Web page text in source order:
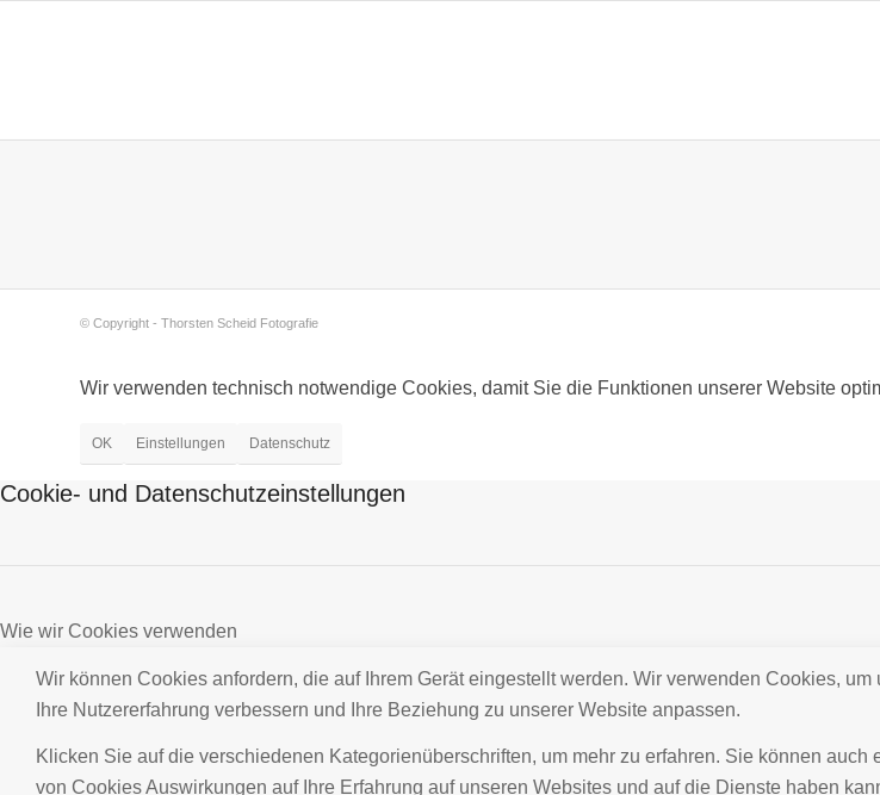
© Copyright - Thorsten Scheid Fotografie
Wir verwenden technisch notwendige Cookies, damit Sie die Funktionen unserer Website
OK Einstellungen Datenschutz
Cookie- und Datenschutzeinstellungen
Wie wir Cookies verwenden
Wir können Cookies anfordern, die auf Ihrem Gerät eingestellt werden. Wir verwenden Cookies,
Ihre Nutzererfahrung verbessern und Ihre Beziehung zu unserer Website anpassen.
Klicken Sie auf die verschiedenen Kategorienüberschriften, um mehr zu erfahren. Sie können
von Cookies Auswirkungen auf Ihre Erfahrung auf unseren Websites und auf die Dienste haben